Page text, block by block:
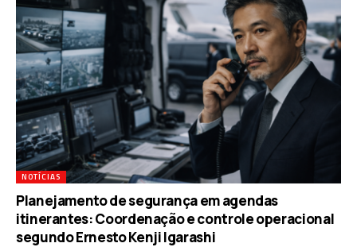
NOTÍCIAS
Planejamento de segurança em agendas
itinerantes: Coordenação e controle operacional
segundo Ernesto Kenji Igarashi